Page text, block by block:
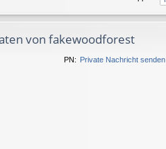
von fakewoodforest
PN: Private Nachricht senden